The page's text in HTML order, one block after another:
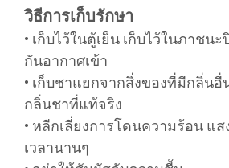
วิธีการเก็บรักษา ️️
• เก็บไว้ในตู้เย็น เก็บไว้ในภาชน
กันอากาศเข้า
• เก็บชาแยกจากสิ่งของที่มีกลิ่นอื่
กลิ่นชาที่แท้จริง
• หลีกเลี่ยงการโดนความร้อน แ
เวลานานๆ